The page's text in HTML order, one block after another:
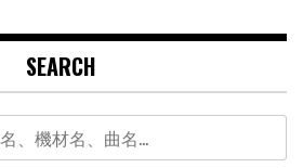
SEARCH